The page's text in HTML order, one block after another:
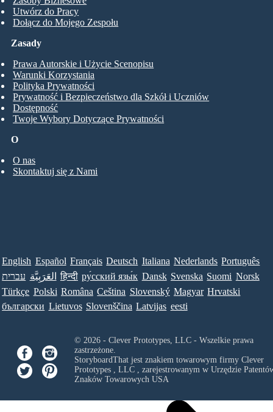
Utwórz do Pracy
Dołącz do Mojego Zespołu
O
O nas
Skontaktuj się z Nami
Zasady
Prawa Autorskie i Użycie Scenopisu
Warunki Korzystania
Polityka Prywatności
Prywatność i Bezpieczeństwo dla Szkół i Uczniów
Dostępność
Twoje Wybory Dotyczące Prywatności
English Español Français Deutsch Italiana Nederlands Português
עברית العَرَبِيَّة हिन्दी ру́сский язы́к Dansk Svenska Suomi Norsk
Türkçe Polski Româna Ceština Slovenský Magyar Hrvatski
български Lietuvos Slovenščina Latvijas eesti
© 2026 - Clever Prototypes, LLC - Wszelkie prawa
zastrzeżone.
StoryboardThat jest znakiem towarowym firmy Clever
Prototypes , LLC, zarejestrowanym w Urzędzie
Znaków Towarowych USA